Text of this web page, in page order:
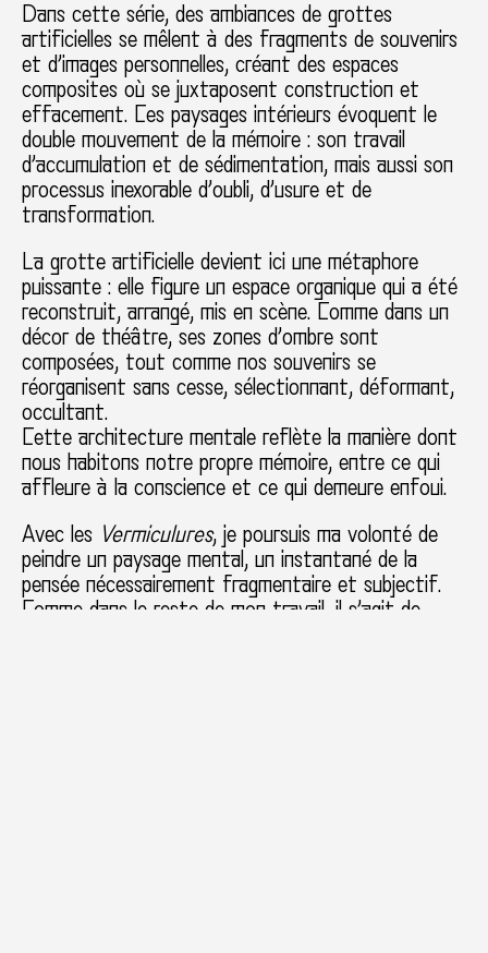
Dans cette série, des ambiances de grottes
artificielles se mêlent à des fragments de souvenirs
et d’images personnelles, créant des espaces
composites où se juxtaposent construction et
effacement. Ces paysages intérieurs évoquent le
double mouvement de la mémoire : son travail
d’accumulation et de sédimentation, mais aussi son
processus inexorable d’oubli, d’usure et de
transformation.
La grotte artificielle devient ici une métaphore
puissante : elle figure un espace organique qui a été
reconstruit, arrangé, mis en scène. Comme dans un
décor de théâtre, ses zones d’ombre sont
composées, tout comme nos souvenirs se
réorganisent sans cesse, sélectionnant, déformant,
occultant.
Cette architecture mentale reflète la manière dont
nous habitons notre propre mémoire, entre ce qui
affleure à la conscience et ce qui demeure enfoui.
Avec les Vermiculures, je poursuis ma volonté de
peindre un paysage mental, un instantané de la
pensée nécessairement fragmentaire et subjectif.
Comme dans le reste de mon travail, il s’agit de